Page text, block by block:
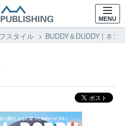
MENU
スタイル BUDDY＆DUDDY | ネコ